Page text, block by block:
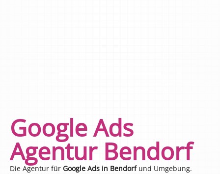
Google Ads
Agentur Bendorf
Die Agentur für Google Ads in Bendorfund Umgebung.